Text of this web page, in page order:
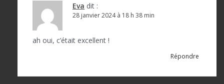
Eva dit :
28 janvier 2024 à 18 h 38 min
ah oui, c’était excellent !
Répondre